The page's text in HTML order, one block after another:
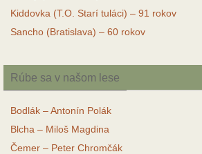
Kiddovka (T.O. Starí tuláci) – 91 rokov
Sancho (Bratislava) – 60 rokov
Rúbe sa v našom lese
Bodlák – Antonín Polák
Blcha – Miloš Magdina
Čemer – Peter Chromčák